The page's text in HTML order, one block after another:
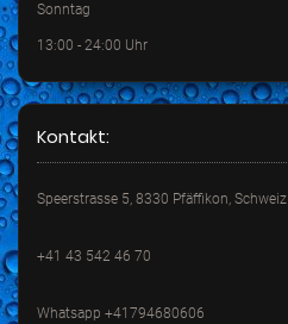
Sonntag
13:00 - 24:00 Uhr
Kontakt:
Speerstrasse 5, 8330 Pfäffikon, Schweiz
+41 43 542 46 70
Whatsapp +41794680606